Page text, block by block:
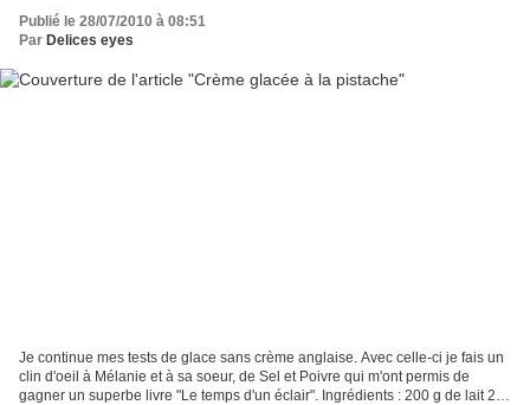
Publié le 28/07/2010 à 08:51
Par Delices eyes
Je continue mes tests de glace sans crème anglaise. Avec celle-ci je fais un
clin d'oeil à Mélanie et à sa soeur, de Sel et Poivre qui m'ont permis de
gagner un superbe livre "Le temps d'un éclair". Ingrédients : 200 g de lait 20